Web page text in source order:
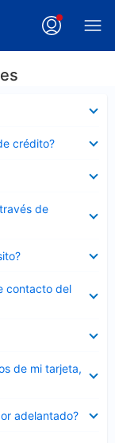
crédito?
de
contacto del
de mi tarjeta,
adelantado?